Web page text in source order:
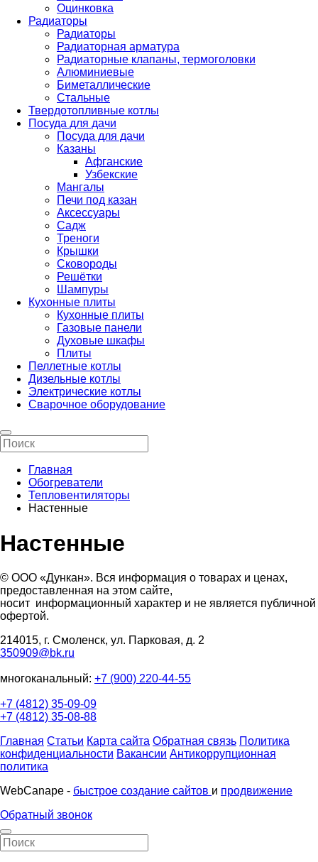
Оцинковка
Радиаторы
Радиаторы
Радиаторная арматура
Радиаторные клапаны, термоголовки
Алюминиевые
Биметаллические
Стальные
Твердотопливные котлы
Посуда для дачи
Посуда для дачи
Казаны
Афганские
Узбекские
Мангалы
Печи под казан
Аксессуары
Садж
Треноги
Крышки
Сковороды
Решётки
Шампуры
Кухонные плиты
Кухонные плиты
Газовые панели
Духовые шкафы
Плиты
Пеллетные котлы
Дизельные котлы
Электрические котлы
Сварочное оборудование
Главная
Обогреватели
Тепловентиляторы
Настенные
Настенные
© ООО «Дункан». Вся информация о товарах и ценах,
предоставленная на этом сайте,
носит информационный характер и не является публичной
офертой.
214015, г. Смоленск, ул. Парковая, д. 2
350909@bk.ru
многоканальный: +7 (900) 220-44-55
+7 (4812) 35-09-09
+7 (4812) 35-08-88
Главная Статьи Карта сайта Обратная связь Политика
конфиденциальности Вакансии Антикоррупционная
политика
WebCanape - быстрое создание сайтов и продвижение
Обратный звонок